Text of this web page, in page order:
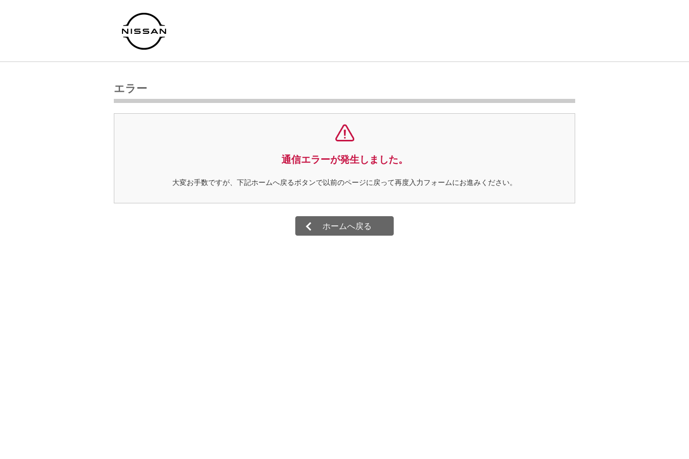
エラー
通信エラーが発生しました。
大変お手数ですが、下記ホームへ戻るボタンで以前のページに戻って再度入力フォームにお進みください。
ホームへ戻る